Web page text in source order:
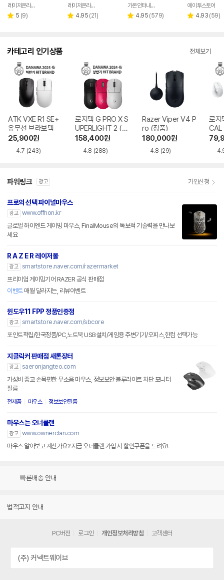
레이저온라인스토어
별 5 리
(9)
레이저온라인스토어
별 4.95 리
(21)
페이
가온인터내셔날
별 4.95 리
(579)
에이투스토어
별 4.93 리
(59)
카테고리 인기상품 전체보기
ATK VXE R1 SE+
유무선 브라보텍
25,900원
4.7 (243)
로지텍 G PRO X S
UPERLIGHT 2 (정
품)
158,400원
4.8 (288)
Razer Viper V4 P
ro (정품)
180,000원
4.8 (29)
로지
CAL
파워링크 광고 가입신청
프로의 선택 파이널마우스
광고 www.offnon.kr
글로벌 하이엔드 게이밍 마우스, FinalMouse의 독보적 기술력을 만나보
세요
R A Z E R 레이저몰
광고 smartstore.naver.com/razermarket
프리미엄 게이밍기어 RAZER 공식 판매점
이벤트매월 달라지는, 리뷰이벤트
윈도우11 FPP 정품인증점
광고 smartstore.naver.com/sbcore
포인트적립/한국정품/PC,노트북 USB설치/게임용 주변기기/오피스,한컴 선택가능
지클릭커 판매점 새론장터
광고 saeronjangteo.com
가성비 좋고 손목편한 무소음 마우스, 정보보안 블루라이트 차단 모니터
필름
전제품 마우스 정보보안필름
마우스는 오너클랜
광고 www.ownerclan.com
마우스 알아보고 계신가요? 지금 오너클랜 가입 시 할인쿠폰을 드려요!
빠른배송 안내
법적고지 안내
PC버전 로그인 개인정보처리방침 고객센터
(주) 커넥트웨이브